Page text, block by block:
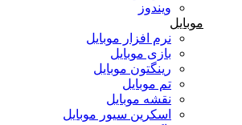
ویندوز
موبایل
نرم افزار موبایل
بازی موبایل
رینگتون موبایل
تم موبایل
نقشه موبایل
اسکرین سیور موبایل